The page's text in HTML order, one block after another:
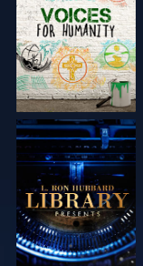
SÉRIES
DÉCOUVRIR LES
SÉRIES